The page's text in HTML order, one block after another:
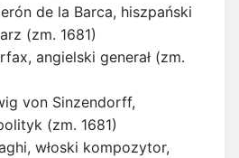
de la Barca, hiszpański
(zm. 1681)
angielski generał (zm.
von Sinzendorff,
(zm. 1681)
włoski kompozytor,